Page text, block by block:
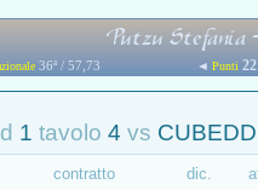
Putzu
36ª / 57,73 ◄ Punti 22
1 tavolo 4 vs
contratto dic.